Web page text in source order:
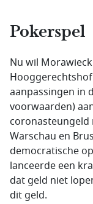
Pokerspel
Nu wil
aanpassingen in
voorwaarden)
coronasteungeld
Warschau en
democratische
lanceerde een
dat geld niet
dit geld.